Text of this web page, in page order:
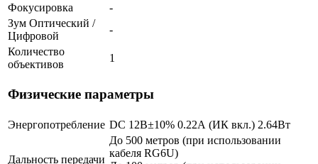
Фокусировка
-
Зум Оптический /
Цифровой
-
Количество
объективов
1
Физические параметры
Энергопотребление DC 12В±10% 0.22А (ИК вкл.) 2.64Вт
Дальность передачи
До 500 метров (при использовании
кабеля RG6U)